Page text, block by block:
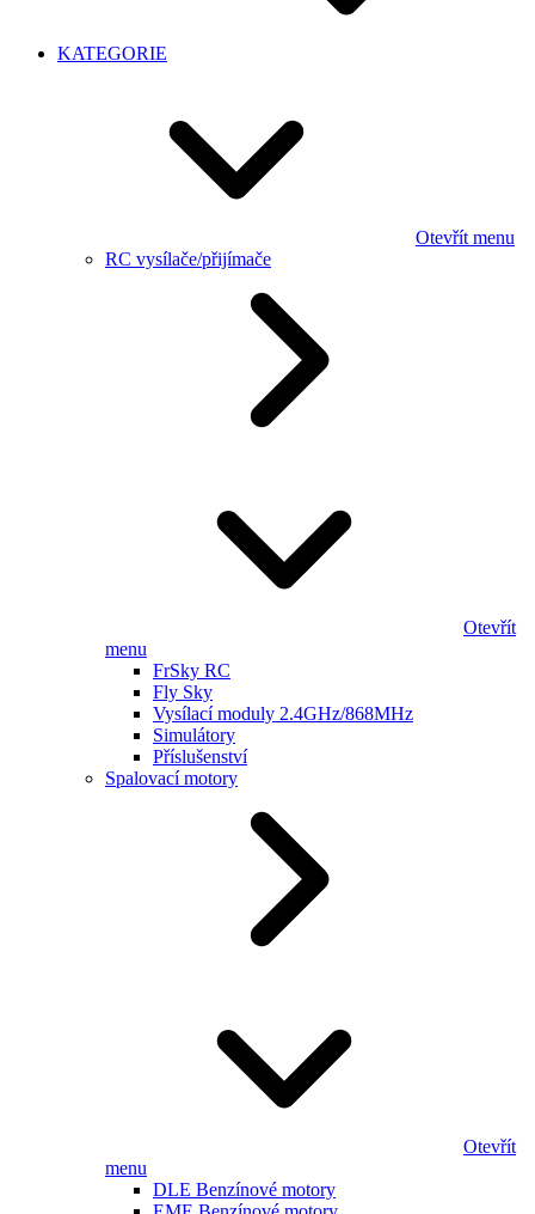
KATEGORIE
Otevřít menu
RC vysílače/přijímače
Otevřít
menu
FrSky RC
Fly Sky
Vysílací moduly 2.4GHz/868MHz
Simulátory
Příslušenství
Spalovací motory
Otevřít
menu
DLE Benzínové motory